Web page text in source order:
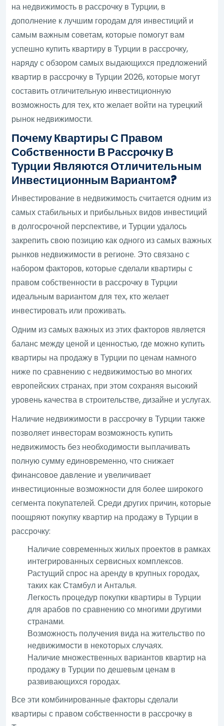
на недвижимость в рассрочку в Турции, в
дополнение к лучшим городам для инвестиций и
самым важным советам, которые помогут вам
успешно купить квартиру в Турции в рассрочку,
наряду с обзором самых выдающихся предложений
квартир в рассрочку в Турции 2026, которые могут
составить отличительную инвестиционную
возможность для тех, кто желает войти на турецкий
рынок недвижимости.
Почему Квартиры С Правом
Собственности В Рассрочку В
Турции Являются Отличительным
Инвестиционным Вариантом?
Инвестирование в недвижимость считается одним из
самых стабильных и прибыльных видов инвестиций
в долгосрочной перспективе, и Турции удалось
закрепить свою позицию как одного из самых важных
рынков недвижимости в регионе. Это связано с
набором факторов, которые сделали квартиры с
правом собственности в рассрочку в Турции
идеальным вариантом для тех, кто желает
инвестировать или проживать.
Одним из самых важных из этих факторов является
баланс между ценой и ценностью, где можно купить
квартиры на продажу в Турции по ценам намного
ниже по сравнению с недвижимостью во многих
европейских странах, при этом сохраняя высокий
уровень качества в строительстве, дизайне и услугах.
Наличие недвижимости в рассрочку в Турции также
позволяет инвесторам возможность купить
недвижимость без необходимости выплачивать
полную сумму единовременно, что снижает
финансовое давление и увеличивает
инвестиционные возможности для более широкого
сегмента покупателей. Среди других причин, которые
поощряют покупку квартир на продажу в Турции в
рассрочку:
Наличие современных жилых проектов в рамках
интегрированных сервисных комплексов.
Растущий спрос на аренду в крупных городах,
таких как Стамбул и Анталья.
Легкость процедур покупки квартиры в Турции
для арабов по сравнению со многими другими
странами.
Возможность получения вида на жительство по
недвижимости в некоторых случаях.
Наличие множественных вариантов квартир на
продажу в Турции по дешевым ценам в
развивающихся городах.
Все эти комбинированные факторы сделали
квартиры с правом собственности в рассрочку в